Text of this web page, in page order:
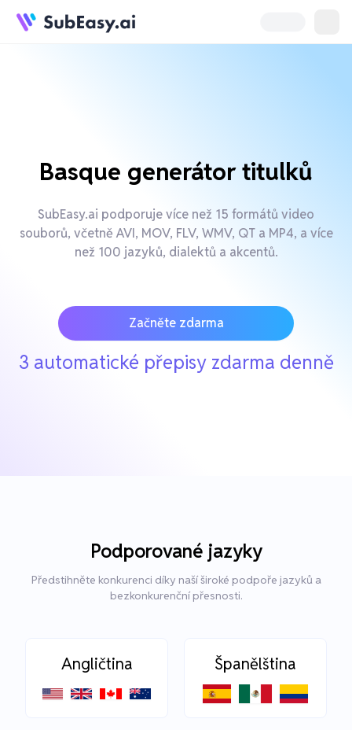
Basque generátor titulků
SubEasy.ai podporuje více než 15 formátů video
souborů, včetně AVI, MOV, FLV, WMV, QT a MP4, a více
než 100 jazyků, dialektů a akcentů.
Začněte zdarma
3 automatické přepisy zdarma denně
Podporované jazyky
Předstihněte konkurenci díky naší široké podpoře jazyků a
bezkonkurenční přesnosti.
Angličtina Španělština